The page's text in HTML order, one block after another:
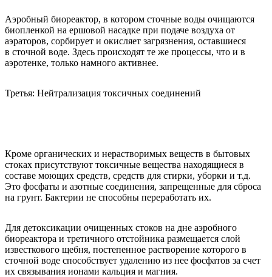
Аэробный биореактор, в котором сточные воды очищаются
биопленкой на ершовой насадке при подаче воздуха от
аэраторов, сорбирует и окисляет загрязнения, оставшиеся
в сточной воде. Здесь происходят те же процессы, что и в
аэротенке, только намного активнее.
Третья: Нейтрализация токсичных соединений
Кроме органических и нерастворимых веществ в бытовых
стоках присутствуют токсичные вещества находящиеся в
составе моющих средств, средств для стирки, уборки и т.д.
Это фосфаты и азотные соединения, запрещенные для сброса
на грунт. Бактерии не способны переработать их.
Для детоксикации очищенных стоков на дне аэробного
биореактора и третичного отстойника размещается слой
известкового щебня, постепенное растворение которого в
сточной воде способствует удалению из нее фосфатов за счет
их связывания ионами кальция и магния.